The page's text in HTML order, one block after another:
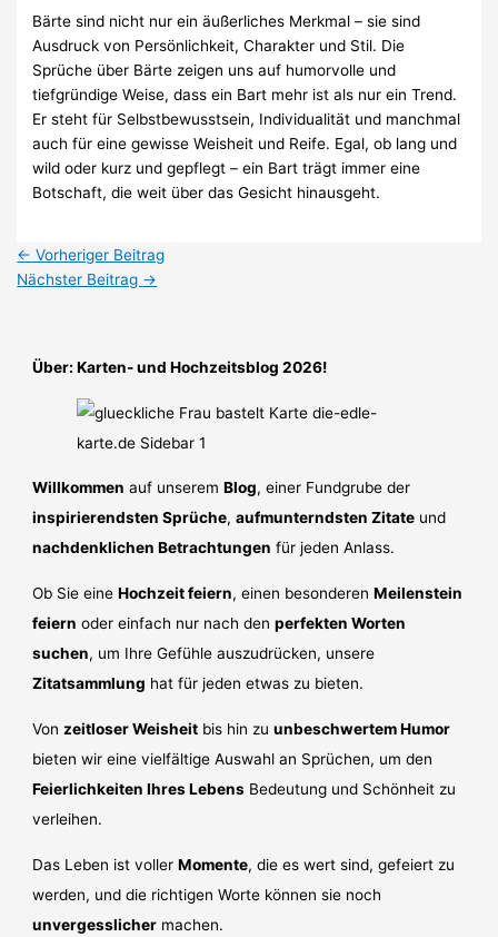
Bärte sind nicht nur ein äußerliches Merkmal – sie sind
Ausdruck von Persönlichkeit, Charakter und Stil. Die
Sprüche über Bärte zeigen uns auf humorvolle und
tiefgründige Weise, dass ein Bart mehr ist als nur ein Trend.
Er steht für Selbstbewusstsein, Individualität und manchmal
auch für eine gewisse Weisheit und Reife. Egal, ob lang und
wild oder kurz und gepflegt – ein Bart trägt immer eine
Botschaft, die weit über das Gesicht hinausgeht.
← Vorheriger Beitrag
Nächster Beitrag →
Über: Karten- und Hochzeitsblog 2026!
Willkommen auf unseremBlog, einer Fundgrube der
inspirierendsten Sprüche,aufmunterndsten Zitate und
nachdenklichen Betrachtungen für jeden Anlass.
Ob Sie eineHochzeit feiern, einen besonderenMeilenstein
feiern oder einfach nur nach denperfekten Worten
suchen, um Ihre Gefühle auszudrücken, unsere
Zitatsammlung hat für jeden etwas zu bieten.
Von zeitloser Weisheit bis hin zuunbeschwertem Humor
bieten wir eine vielfältige Auswahl an Sprüchen, um den
Feierlichkeiten Ihres Lebens Bedeutung und Schönheit zu
verleihen.
Das Leben ist vollerMomente, die es wert sind, gefeiert zu
werden, und die richtigen Worte können sie noch
unvergesslicher machen.